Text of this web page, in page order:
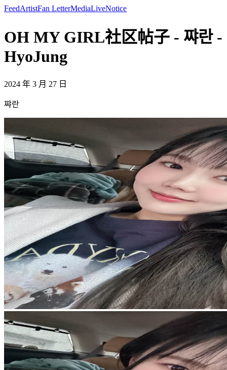
FeedArtistFan LetterMediaLiveNotice
OH MY GIRL社区帖子 - 쨔란 -
HyoJung
2024 年 3 月 27 日
쨔란